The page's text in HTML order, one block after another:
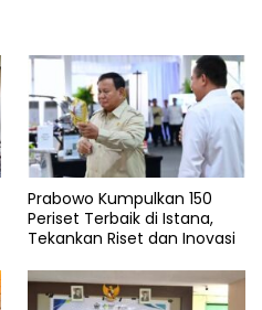
Prabowo Kumpulkan 150
Periset Terbaik di Istana,
Tekankan Riset dan Inovasi